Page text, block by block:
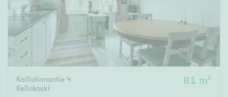
Hinta
Pinta-ala
Asuinpinta-ala Kokonaispinta-ala
Kalliolinnantie 4
Kellokoski
81 m²